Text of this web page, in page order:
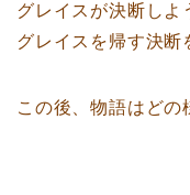
グレイスが決断しよ
グレイスを帰す決断
この後、物語はどの